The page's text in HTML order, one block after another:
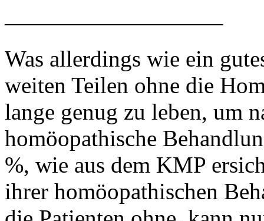
—————————–
Was allerdings wie ein
weiten Teilen ohne die
lange genug zu leben, um
homöopathische
%, wie aus dem KMP
ihrer homöopathischen